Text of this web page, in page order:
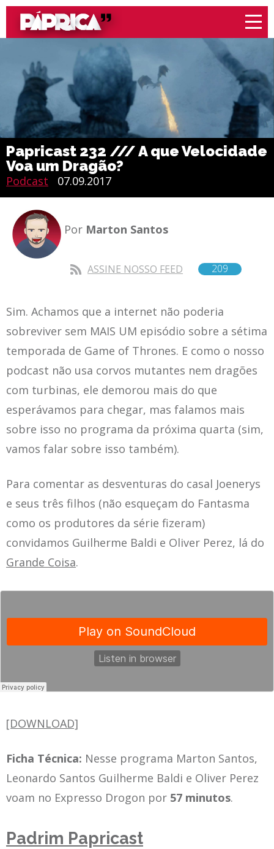
Papricast 232 /// A que Velocidade
Voa um Dragão?
Podcast 07.09.2017
Por Marton Santos
ASSINE NOSSO FEED 209
Sim. Achamos que a internet não poderia
sobreviver sem MAIS UM episódio sobre a sétima
temporada de Game of Thrones. E como o nosso
podcast não usa corvos mutantes nem dragões
com turbinas, ele demorou mais do que
esperávamos para chegar, mas falamos mais
sobre isso no programa da próxima quarta (sim,
vamos falar sobre isso também).
Para comentar as desventuras do casal Joenerys
e seus três filhos (não esqueçam do Fantasma
como os produtores da série fizeram)
convidamos Guilherme Baldi e Oliver Perez, lá do
Grande Coisa.
[DOWNLOAD]
Ficha Técnica: Nesse programa Marton Santos,
Leonardo Santos Guilherme Baldi e Oliver Perez
voam no Expresso Drogon por 57 minutos.
Padrim Papricast